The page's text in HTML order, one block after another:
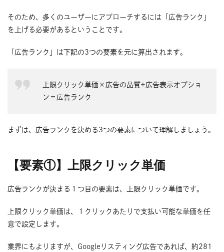
そのため、多くのユーザーにアプローチするには「広告ランク」
を上げる必要があるということです。
「広告ランク」は下記の3つの要素を元に算出されます。
上限クリック単価×広告の品質+広告表示オプショ
ン＝広告ランク
まずは、広告ランクを決める3つの要素について理解しましょう。
【要素①】上限クリック単価
広告ランクが決まる１つ目の要素は、上限クリック単価です。
上限クリック単価は、１クリックあたりで支払い可能な単価を任
意で設定します。
業界にもよりますが、Googleリスティング広告であれば、約281